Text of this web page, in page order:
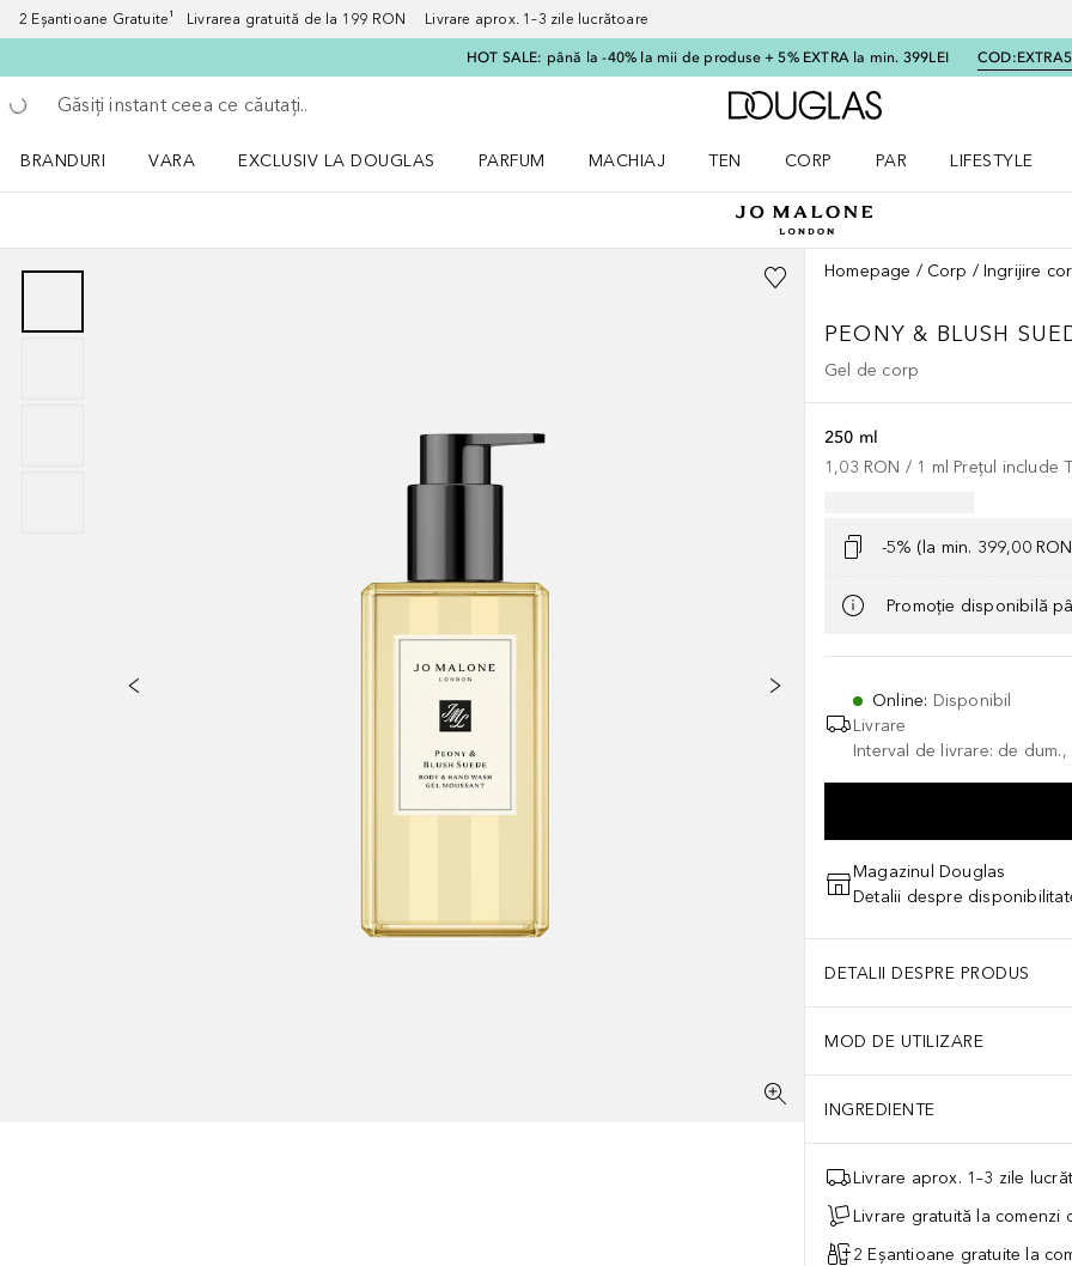
2 Eșantioane Gratuite¹ Livrarea gratuită de la 199 RON Livrare aprox. 1–3 zile lucrătoare
HOT SALE: până la -40% la mii de produse + 5% EXTRA la min. 399LEI COD:
Înapoi
Executați căutarea
Către pagina principală
BRANDURI
VARA
EXCLUSIV LA DOUGLAS
PARFUM
MACHIAJ
TEN
CORP
PAR
LIFESTYLE
Homepage Corp Ingrijire
PEONY & BLUSH
Gel de corp
250 ml
1,03 RON / 1 ml Prețul include
-5% (la min. 399,00
Promoție disponibilă
Online: Disponibil
Livrare
Interval de livrare: de
Magazinul Douglas
Detalii despre
DETALII DESPRE PRODUS
MOD DE UTILIZARE
INGREDIENTE
Livrare aprox. 1–3 zile
Livrare gratuită la comenzi
2 Eșantioane gratuite la